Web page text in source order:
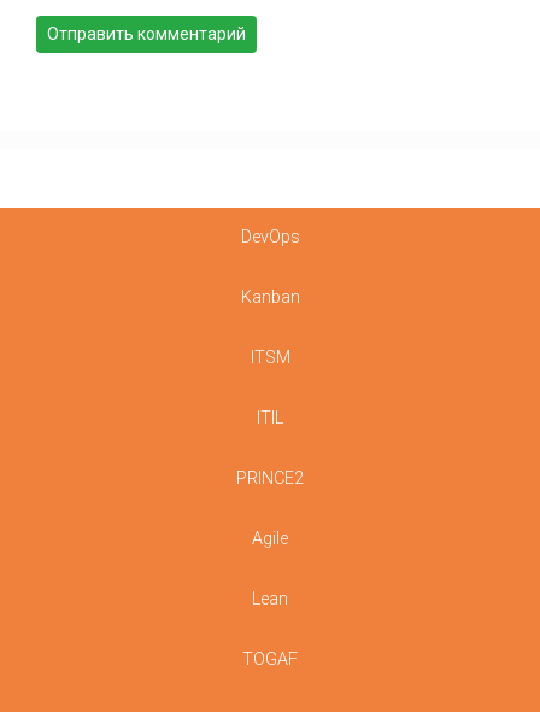
DevOps
Kanban
ITSM
ITIL
PRINCE2
Agile
Lean
TOGAF